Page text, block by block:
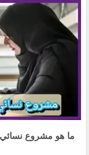
ما هو مشروع